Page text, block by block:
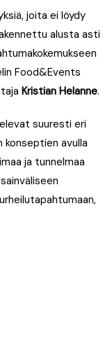
joita ei löydy
alusta asti
Food&Events
Kristian Helanne.
suuresti eri
konseptien avulla
ja tunnelmaa